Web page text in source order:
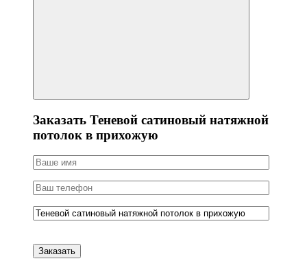
Заказать Теневой сатиновый натяжной
потолок в прихожую